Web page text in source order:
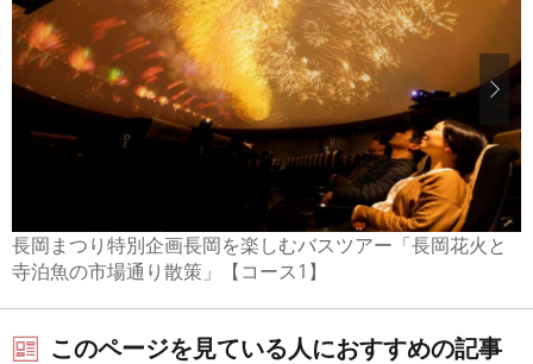
長岡まつり特別企画長岡を楽しむバスツアー「長岡花火と
寺泊魚の市場通り散策」【コース1】
このページを見ている人におすすめの記事